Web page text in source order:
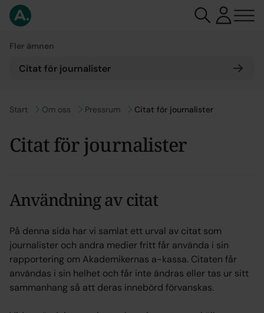
Fler ämnen
Citat för journalister
Gå till
Start Gå till
Om oss Gå till
Pressrum Citat för journalister
Citat för journalister
Användning av citat
På denna sida har vi samlat ett urval av citat som
journalister och andra medier fritt får använda i sin
rapportering om Akademikernas a-kassa. Citaten får
användas i sin helhet och får inte ändras eller tas ur sitt
sammanhang så att deras innebörd förvanskas.